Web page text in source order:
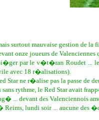
surtout mauvaise gestion de la
onze joueurs de
par le v�t�ran Roudet ...
avec 18 r�alisations).
Star ne r�alise pas la passe de
rythme, le Red Star avait
... devant des Valenciennois
lundi soir ... aucune des